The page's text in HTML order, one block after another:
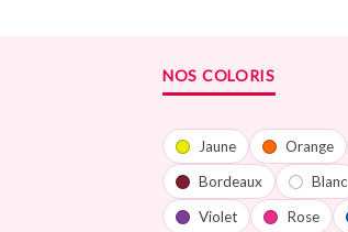
NOS COLORIS
Jaune Orange
Bordeaux
Blanc
Violet
Rose